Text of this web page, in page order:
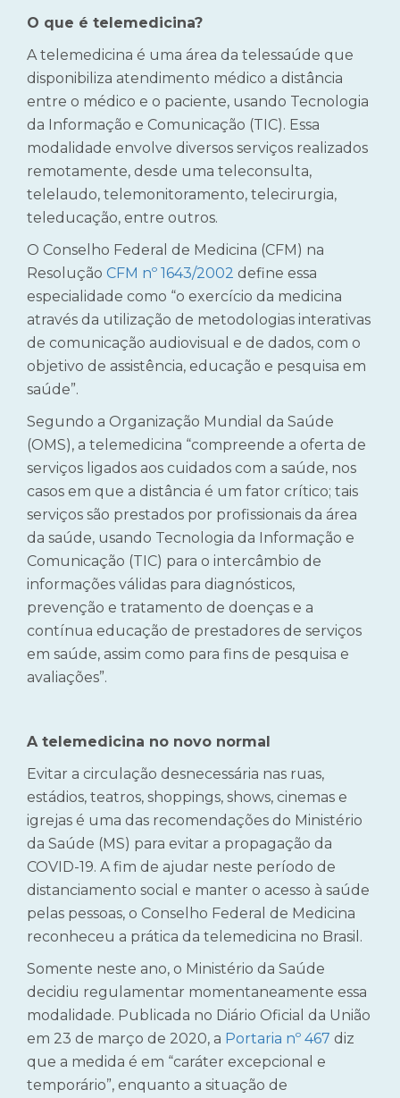
O que é telemedicina?
A telemedicina é uma área da telessaúde que
disponibiliza atendimento médico a distância
entre o médico e o paciente, usando Tecnologia
da Informação e Comunicação (TIC). Essa
modalidade envolve diversos serviços realizados
remotamente, desde uma teleconsulta,
telelaudo, telemonitoramento, telecirurgia,
teleducação, entre outros.
O Conselho Federal de Medicina (CFM) na
Resolução CFM nº 1643/2002 define essa
especialidade como “o exercício da medicina
através da utilização de metodologias interativas
de comunicação audiovisual e de dados, com o
objetivo de assistência, educação e pesquisa em
saúde”.
Segundo a Organização Mundial da Saúde
(OMS), a telemedicina “compreende a oferta de
serviços ligados aos cuidados com a saúde, nos
casos em que a distância é um fator crítico; tais
serviços são prestados por profissionais da área
da saúde, usando Tecnologia da Informação e
Comunicação (TIC) para o intercâmbio de
informações válidas para diagnósticos,
prevenção e tratamento de doenças e a
contínua educação de prestadores de serviços
em saúde, assim como para fins de pesquisa e
avaliações”.
A telemedicina no novo normal
Evitar a circulação desnecessária nas ruas,
estádios, teatros, shoppings, shows, cinemas e
igrejas é uma das recomendações do Ministério
da Saúde (MS) para evitar a propagação da
COVID-19. A fim de ajudar neste período de
distanciamento social e manter o acesso à saúde
pelas pessoas, o Conselho Federal de Medicina
reconheceu a prática da telemedicina no Brasil.
Somente neste ano, o Ministério da Saúde
decidiu regulamentar momentaneamente essa
modalidade. Publicada no Diário Oficial da União
em 23 de março de 2020, a Portaria nº 467 diz
que a medida é em “caráter excepcional e
temporário”, enquanto a situação de